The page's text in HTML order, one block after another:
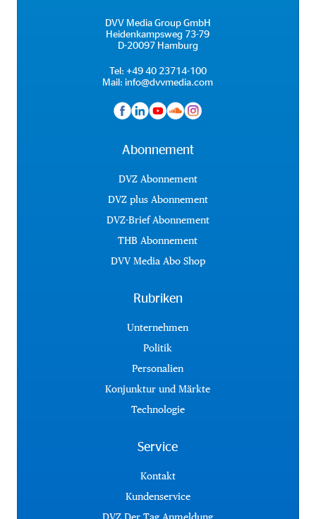
DVV Media Group GmbH
Heidenkampsweg 73-79
D-20097 Hamburg
Tel: +49 40 23714-100
Mail: info@dvvmedia.com
Abonnement
DVZ Abonnement
DVZ plus Abonnement
DVZ-Brief Abonnement
THB Abonnement
DVV Media Abo Shop
Rubriken
Unternehmen
Politik
Personalien
Konjunktur und Märkte
Technologie
Service
Kontakt
Kundenservice